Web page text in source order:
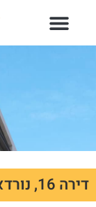
דירה 16, נורדאו 58, תל אביב